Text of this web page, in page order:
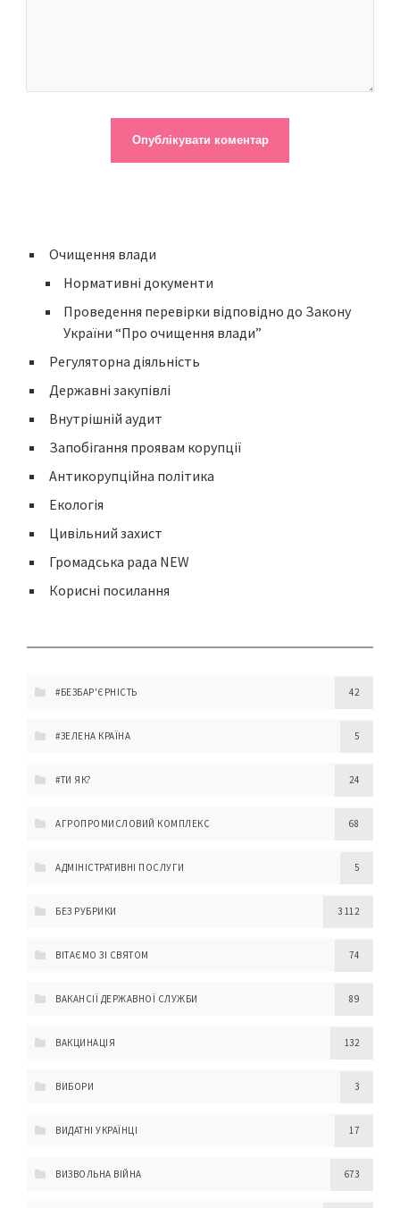
Очищення влади
Нормативні документи
Проведення перевірки відповідно до Закону
України “Про очищення влади”
Регуляторна діяльність
Державні закупівлі
Внутрішній аудит
Запобігання проявам корупції
Антикорупційна політика
Екологія
Цивільний захист
Громадська рада NEW
Корисні посилання
#БЕЗБАР'ЄРНІСТЬ 42
#ЗЕЛЕНА КРАЇНА 5
#ТИ ЯК? 24
АГРОПРОМИСЛОВИЙ КОМПЛЕКС 68
АДМІНІСТРАТИВНІ ПОСЛУГИ 5
БЕЗ РУБРИКИ 3 112
ВІТАЄМО ЗІ СВЯТОМ 74
ВАКАНСІЇ ДЕРЖАВНОЇ СЛУЖБИ 89
ВАКЦИНАЦІЯ 132
ВИБОРИ 3
ВИДАТНІ УКРАЇНЦІ 17
ВИЗВОЛЬНА ВІЙНА 673